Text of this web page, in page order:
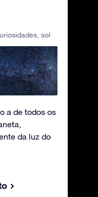
sol
a de todos os
da luz do